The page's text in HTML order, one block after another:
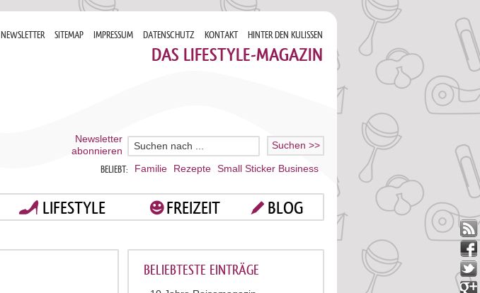
NEWSLETTER SITEMAP IMPRESSUM DATENSCHUTZ KONTAKT HINTER DEN KULISSEN
DAS LIFESTYLE-MAGAZIN
Newsletter
abonnieren
BELIEBT: Familie Rezepte Small Sticker Business
LIFESTYLE FREIZEIT BLOG
BELIEBTESTE EINTRÄGE